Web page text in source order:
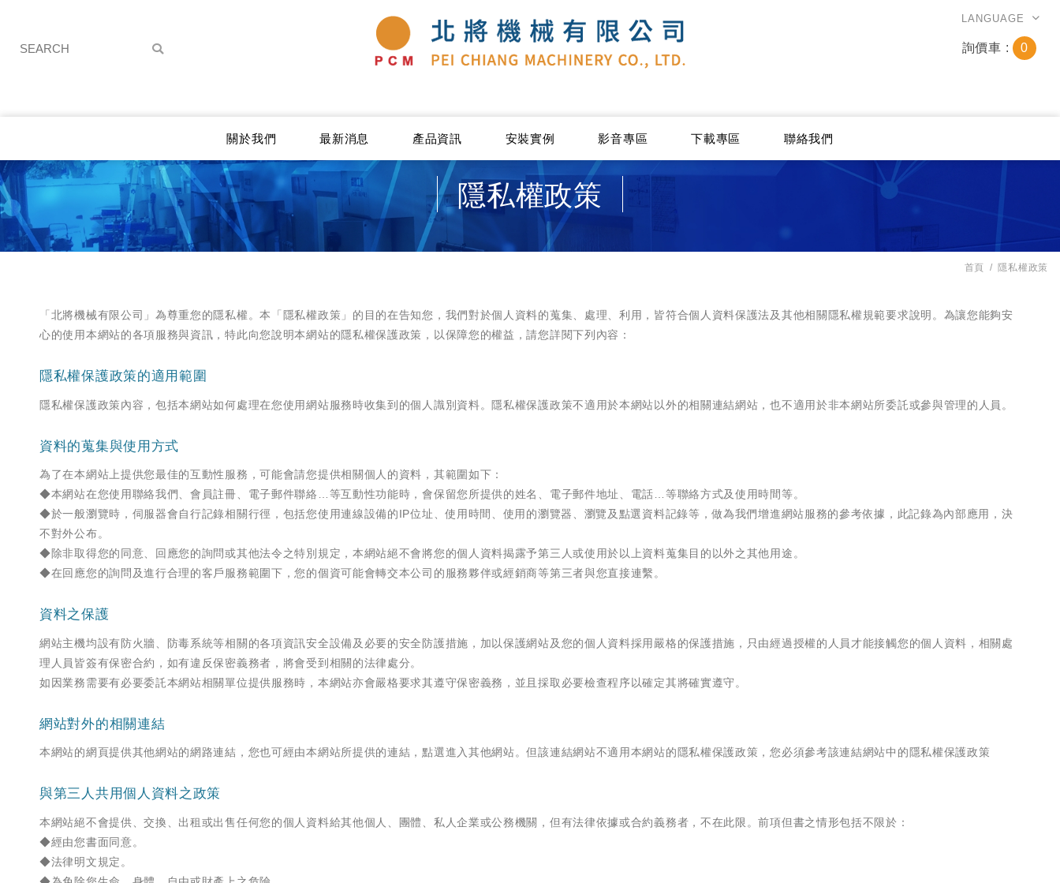
LANGUAGE
詢價車 : 0
關於我們 最新消息 產品資訊 安裝實例 影音專區 下載專區 聯絡我們
隱私權政策
首頁 隱私權政策